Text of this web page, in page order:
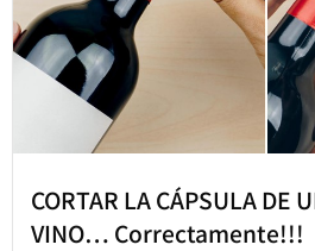
CORTAR LA CÁPSULA DE
VINO… Correctamente!!!